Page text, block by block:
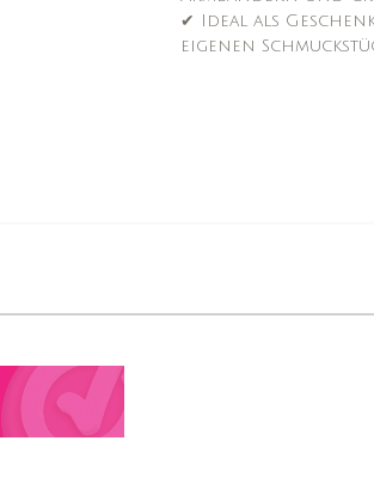
✔ Ideal als
eigenen